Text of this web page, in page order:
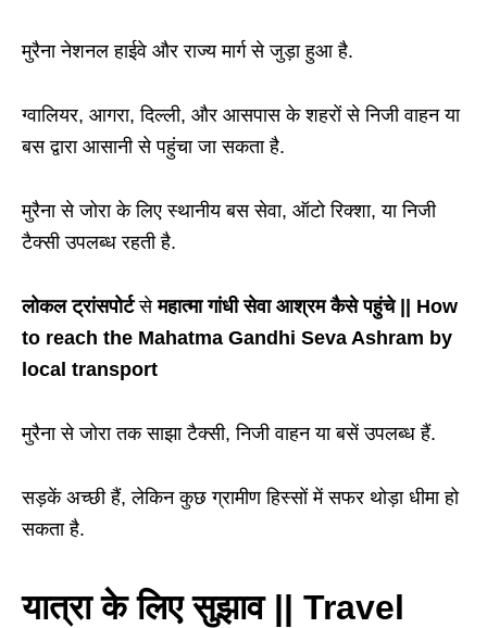
मुरैना नेशनल हाईवे और राज्य मार्ग से जुड़ा हुआ है.
ग्वालियर, आगरा, दिल्ली, और आसपास के शहरों से निजी वाहन या
बस द्वारा आसानी से पहुंचा जा सकता है.
मुरैना से जोरा के लिए स्थानीय बस सेवा, ऑटो रिक्शा, या निजी
टैक्सी उपलब्ध रहती है.
लोकल ट्रांसपोर्टसेमहात्मा गांधी सेवा आश्रम कैसे पहुंचे || How
to reach the Mahatma Gandhi Seva Ashram by
local transport
मुरैना से जोरा तक साझा टैक्सी, निजी वाहन या बसें उपलब्ध हैं.
सड़कें अच्छी हैं, लेकिन कुछ ग्रामीण हिस्सों में सफर थोड़ा धीमा हो
सकता है.
यात्रा के लिए सुझाव || Travel